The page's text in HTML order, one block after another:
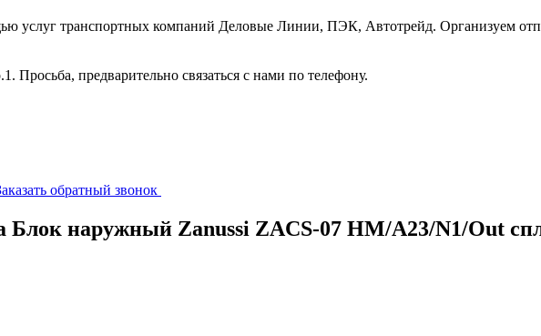
услуг транспортных компаний Деловые Линии, ПЭК, Автотрейд. Организуем
Просьба, предварительно связаться с нами по телефону.
обратный звонок
Блок наружный Zanussi ZACS-07 HM/A23/N1/Out